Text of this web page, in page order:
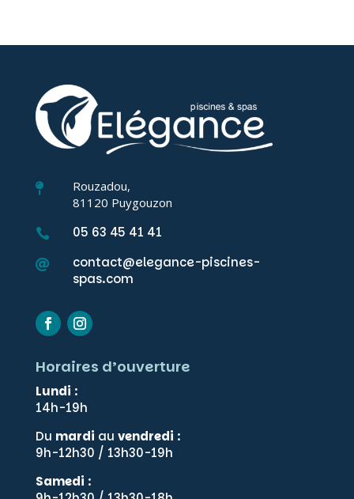

Rouzadou,
81120 Puygouzon
 05 63 45 41 41

contact@elegance-piscines-
spas.com
Horaires d’ouverture
Lundi :
14h-19h
Du mardi au vendredi :
9h-12h30 / 13h30-19h
Samedi :